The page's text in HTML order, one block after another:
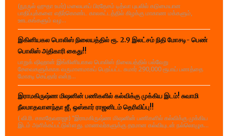
(நூருல் ஹுதா உமர்) மலையகப் பிரதேசம் டித்வா புயலில் கடுமையான
பாதிப்புக்களை எதிர்கொண்ட காலகட்டத்தில் கிழக்கு மாகாண மக்களும்,
ஊடகங்களும் வழ...
இகினியகல பொலிஸ் நிலையத்தில் ரூ. 2.9 இலட்சம் நிதி மோசடி- பெண்
பொலிஸ் அதிகாரி கைது!!
பாறுக் ஷிஹான் இங்கினியாகல பொலிஸ் நிலையத்தில் பல்வேறு
சேவைகளுக்காக வருமானமாகப் பெறப்பட்ட சுமார் 290,000 ரூபாய் பணத்தை
மோசடி செய்தார் என்ற...
இராமகிருஷ்ண மிஷனின் பணிகளில் கல்விக்கு முக்கிய இடம்! சுவாமி
நீலமாதவானந்தா ஜீ, ஒஸ்கார் ராஜனிடம் தெரிவிப்பு!!
( வி.ரி. சகாதேவராஜா) "இராமகிருஷ்ண மிஷனின் பணிகளில் கல்விக்கு முக்கிய
இடம் அளிக்கப்பட்டுள்ளது. மாணவர்களுக்கு தரமான கல்வியுடன் நல்லொழுக...